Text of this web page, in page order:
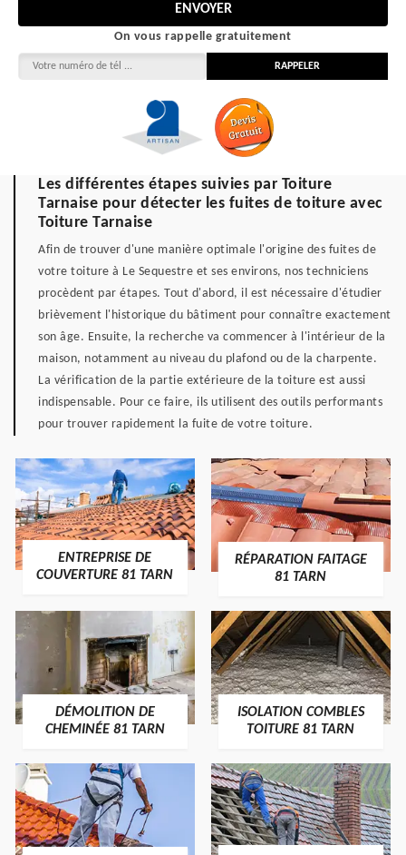
On vous rappelle gratuitement
Les différentes étapes suivies par Toiture
Tarnaise pour détecter les fuites de toiture avec
Toiture Tarnaise
Afin de trouver d'une manière optimale l'origine des fuites de
votre toiture à Le Sequestre et ses environs, nos techniciens
procèdent par étapes. Tout d'abord, il est nécessaire d'étudier
brièvement l'historique du bâtiment pour connaître exactement
son âge. Ensuite, la recherche va commencer à l'intérieur de la
maison, notamment au niveau du plafond ou de la charpente.
La vérification de la partie extérieure de la toiture est aussi
indispensable. Pour ce faire, ils utilisent des outils performants
pour trouver rapidement la fuite de votre toiture.
ENTREPRISE DE
COUVERTURE 81 TARN
RÉPARATION FAITAGE
81 TARN
DÉMOLITION DE
CHEMINÉE 81 TARN
ISOLATION COMBLES
TOITURE 81 TARN